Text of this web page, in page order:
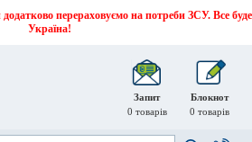
перераховуємо на потреби ЗСУ. Все буде
Україна!
Запит
0 товарів
Блокнот
0 товарів